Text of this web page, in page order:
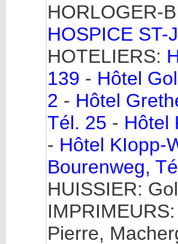
HORLOGER-
HOSPICE ST-
HOTELIERS:
139 - Hôtel
2 - Hôtel
Tél. 25 - Hôtel
- Hôtel KIopp-
Bourenweg,
HUISSIER:
Pierre,